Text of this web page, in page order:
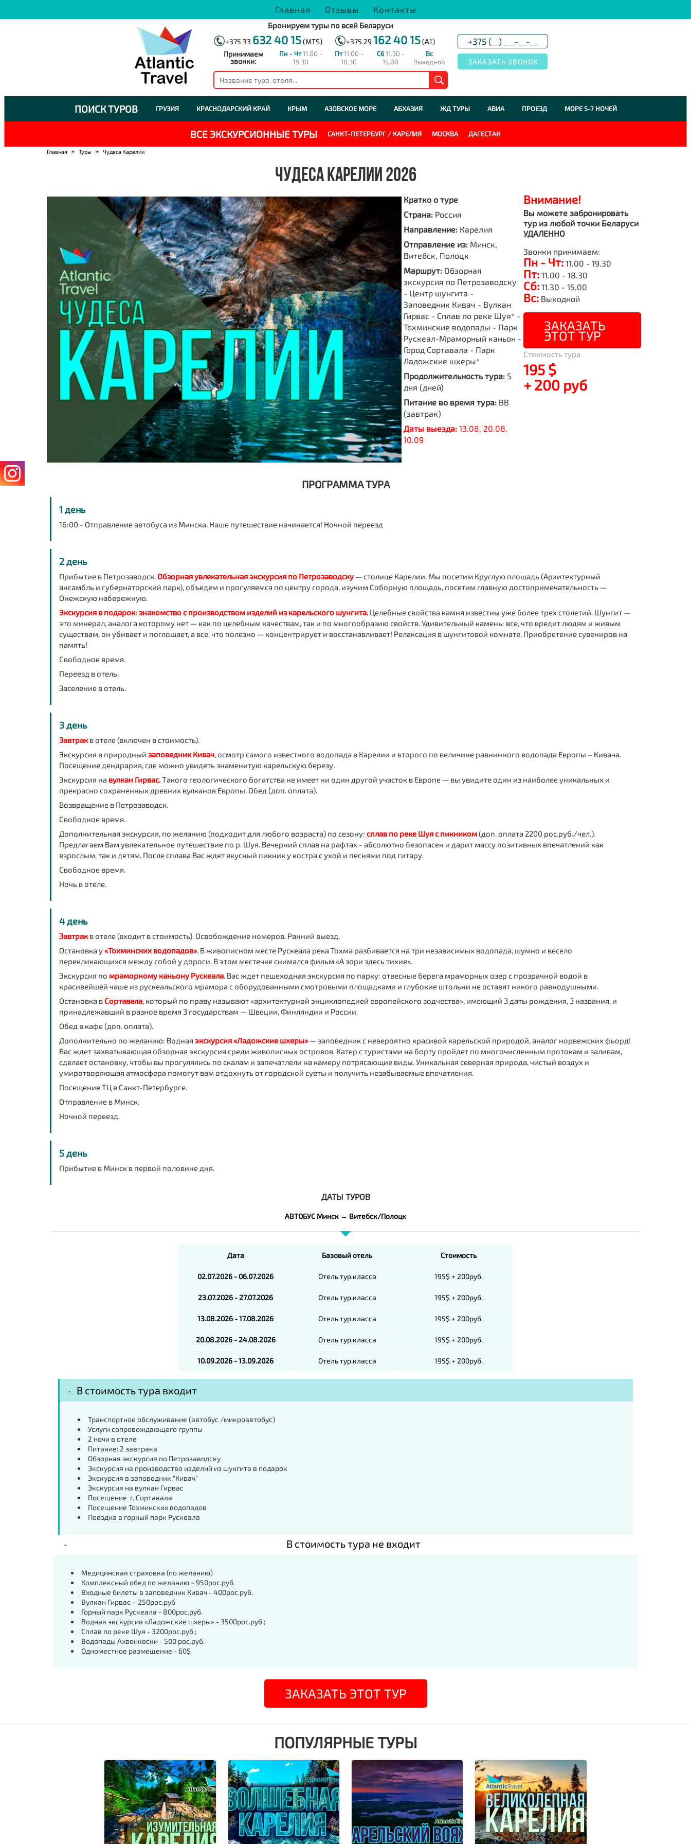
Главная Отзывы Контакты
Бронируем туры по всей Беларуси
+375 33 632 40 15(MTS) +375 29 162 40 15(A1)
Принимаем
звонки:
Пн - Чт11.00 -
19.30
Пт11.00 -
18.30
Сб11.30 -
15.00
Вс
Выходной
ПОИСК ТУРОВ ГРУЗИЯ КРАСНОДАРСКИЙ КРАЙ КРЫМ АЗОВСКОЕ МОРЕ АБХАЗИЯ ЖД ТУРЫ АВИА ПРОЕЗД МОРЕ 5-7 НОЧЕЙ
ВСЕ ЭКСКУРСИОННЫЕ ТУРЫ САНКТ-ПЕТЕРБУРГ / КАРЕЛИЯ МОСКВА ДАГЕСТАН
Главная ☀ Туры ☀ Чудеса Карелии
ЧУДЕСА КАРЕЛИИ 2026
Кратко о туре
Страна: Россия
Направление: Карелия
Отправление из: Минск,
Витебск, Полоцк
Маршрут: Обзорная
экскурсия по Петрозаводску
- Центр шунгита -
Заповедник Кивач - Вулкан
Гирвас - Сплав по реке Шуя* -
Тохминские водопады - Парк
Рускеал-Мраморный каньон -
Город Сортавала - Парк
Ладожские шхеры*
Продолжительность тура: 5
дня (дней)
Питание во время тура: BB
(завтрак)
Даты выезда: 13.08, 20.08,
10.09
Внимание!
Вы можете забронировать
тур из любой точки Беларуси
УДАЛЕННО
Звонки принимаем:
Пн - Чт:11.00 - 19.30
Пт:11.00 - 18.30
Сб:11.30 - 15.00
Вс:Выходной
ЗАКАЗАТЬ
ЭТОТ ТУР
Стоимость тура
195 $
+ 200 руб
ПРОГРАММА ТУРА
1 день
16:00 - Отправление автобуса из Минска. Наше путешествие начинается! Ночной переезд
2 день
Прибытие в Петрозаводск. Обзорная увлекательная экскурсия по Петрозаводску— столице Карелии. Мы посетим Круглую площадь (Архитектурный
ансамбль и губернаторский парк), объедем и прогуляемся по центру города, изучим Соборную площадь, посетим главную достопримечательность —
Онежскую набережную.
Экскурсия в подарок: знакомство с производством изделий из карельского шунгита. Целебные свойства камня известны уже более трех столетий. Шунгит —
это минерал, аналога которому нет — как по целебным качествам, так и по многообразию свойств. Удивительный камень: все, что вредит людям и живым
существам, он убивает и поглощает, а все, что полезно — концентрирует и восстанавливает! Релаксация в шунгитовой комнате. Приобретение сувениров на
память!
Свободное время.
Переезд в отель.
Заселение в отель.
3 день
Завтрак в отеле (включен в стоимость).
Экскурсия в природный заповедник Кивач , осмотр самого известного водопада в Карелии и второго по величине равнинного водопада Европы – Кивача.
Посещение дендрария, где можно увидеть знаменитую карельскую березу.
Экскурсия на вулкан Гирвас.Такого геологического богатства не имеет ни один другой участок в Европе — вы увидите один из наиболее уникальных и
прекрасно сохраненных древних вулканов Европы. Обед (доп. оплата).
Возвращение в Петрозаводск.
Свободное время.
Дополнительная экскурсия, по желанию (подходит для любого возраста) по сезону:сплав по реке Шуя с пикником(доп. оплата 2200 рос.руб./чел.).
Предлагаем Вам увлекательное путешествие по р. Шуя. Вечерний сплав на рафтах - абсолютно безопасен и дарит массу позитивных впечатлений как
взрослым, так и детям. После сплава Вас ждет вкусный пикник у костра с ухой и песнями под гитару.
Свободное время.
Ночь в отеле.
4 день
Завтрак в отеле (входит в стоимость). Освобождение номеров. Ранний выезд.
Остановка у«Тохминских водопадов». В живописном месте Рускеала река Тохма разбивается на три независимых водопада, шумно и весело
перекликающихся между собой у дороги. В этом местечке снимался фильм «А зори здесь тихие».
Экскурсия по мраморному каньону Рускеала . Вас ждет пешеходная экскурсия по парку: отвесные берега мраморных озер с прозрачной водой в
красивейшей чаше из рускеальского мрамора с оборудованными смотровыми площадками и глубокие штольни не оставят никого равнодушными.
Остановка в Сортавала , который по праву называют «архитектурной энциклопедией европейского зодчества», имеющий 3 даты рождения, 3 названия, и
принадлежавший в разное время 3 государствам — Швеции, Финляндии и России.
Обед в кафе (доп. оплата).
Дополнительно по желанию: Воднаяэкскурсия «Ладожские шхеры»— заповедник с невероятно красивой карельской природой, аналог норвежских фьорд!
Вас ждет захватывающая обзорная экскурсия среди живописных островов. Катер с туристами на борту пройдет по многочисленным протокам и заливам,
сделает остановку, чтобы вы прогулялись по скалам и запечатлели на камеру потрясающие виды. Уникальная северная природа, чистый воздух и
умиротворяющая атмосфера помогут вам отдохнуть от городской суеты и получить незабываемые впечатления.
Посещение ТЦ в Санкт-Петербурге.
Отправление в Минск.
Ночной переезд.
5 день
Прибытие в Минск в первой половине дня.
ДАТЫ ТУРОВ
АВТОБУС Минск → Витебск/Полоцк
Дата Базовый отель Стоимость
02.07.2026 - 06.07.2026 Отель тур.класса 195$ + 200руб.
23.07.2026 - 27.07.2026 Отель тур.класса 195$ + 200руб.
13.08.2026 - 17.08.2026 Отель тур.класса 195$ + 200руб.
20.08.2026 - 24.08.2026 Отель тур.класса 195$ + 200руб.
10.09.2026 - 13.09.2026 Отель тур.класса 195$ + 200руб.
В стоимость тура входит
Транспортное обслуживание (автобус /микроавтобус)
Услуги сопровождающего группы
2 ночи в отеле
Питание: 2 завтрака
Обзорная экскурсия по Петрозаводску
Экскурсия на производство изделий из шунгита в подарок
Экскурсия в заповедник "Кивач"
Экскурсия на вулкан Гирвас
Посещение г. Сортавала
Посещение Тохминских водопадов
Поездка в горный парк Рускеала
В стоимость тура не входит
Медицинская страховка (по желанию)
Комплексный обед по желанию ~ 950рос.руб.
Входные билеты в заповедник Кивач - 400рос.руб.
Вулкан Гирвас – 250рос.руб
Горный парк Рускеала - 800рос.руб.
Водная экскурсия «Ладожские шхеры» - 3500рос.руб.;
Сплав по реке Шуя - 3200рос.руб.;
Водопады Ахвенкоски - 500 рос.руб.
Одноместное размещение - 60$
ЗАКАЗАТЬ ЭТОТ ТУР
ПОПУЛЯРНЫЕ ТУРЫ